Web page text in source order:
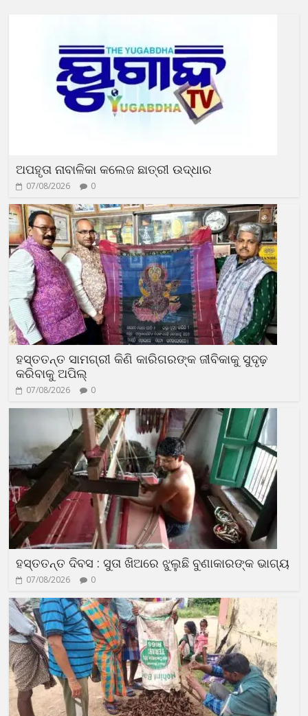
ଅପହୃତା ନାବାଳିକା କଲେଜ ଛାତ୍ରୀ ଉଦ୍ଧାର
07/08/2026 0
ହସ୍ତତନ୍ତ ସାମଗ୍ରୀ କିଣି କାରିଗରଙ୍କ ଜୀବିକାକୁ ସୁଦୃଢ଼
କରିବାକୁ ଅପିଲ୍
07/08/2026 0
ହସ୍ତତନ୍ତ ଦିବସ : ସୁତା ଖିଅରେ ଝୁଲୁଛି ବୁଣାକାରଙ୍କ ଭାଗ୍ୟ
07/08/2026 0